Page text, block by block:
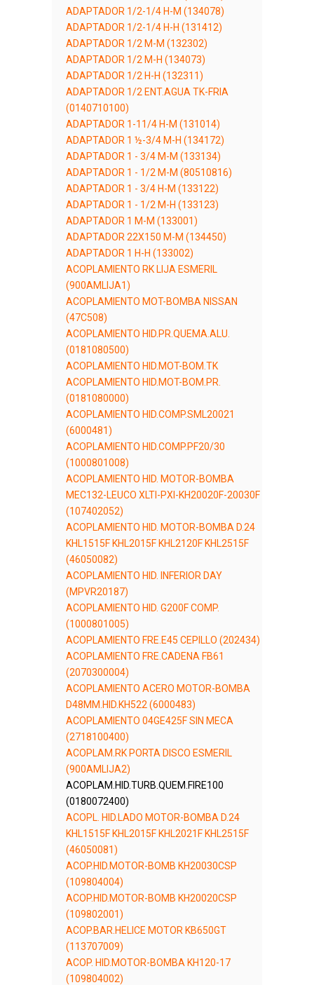
ADAPTADOR 1/2-1/4 H-M (134078)
ADAPTADOR 1/2-1/4 H-H (131412)
ADAPTADOR 1/2 M-M (132302)
ADAPTADOR 1/2 M-H (134073)
ADAPTADOR 1/2 H-H (132311)
ADAPTADOR 1/2 ENT.AGUA TK-FRIA
(0140710100)
ADAPTADOR 1-11/4 H-M (131014)
ADAPTADOR 1 ½-3/4 M-H (134172)
ADAPTADOR 1 - 3/4 M-M (133134)
ADAPTADOR 1 - 1/2 M-M (80510816)
ADAPTADOR 1 - 3/4 H-M (133122)
ADAPTADOR 1 - 1/2 M-H (133123)
ADAPTADOR 1 M-M (133001)
ADAPTADOR 22X150 M-M (134450)
ADAPTADOR 1 H-H (133002)
ACOPLAMIENTO RK LIJA ESMERIL
(900AMLIJA1)
ACOPLAMIENTO MOT-BOMBA NISSAN
(47C508)
ACOPLAMIENTO HID.PR.QUEMA.ALU.
(0181080500)
ACOPLAMIENTO HID.MOT-BOM.TK
ACOPLAMIENTO HID.MOT-BOM.PR.
(0181080000)
ACOPLAMIENTO HID.COMP.SML20021
(6000481)
ACOPLAMIENTO HID.COMP.PF20/30
(1000801008)
ACOPLAMIENTO HID. MOTOR-BOMBA
MEC132-LEUCO XLTI-PXI-KH20020F-20030F
(107402052)
ACOPLAMIENTO HID. MOTOR-BOMBA D.24
KHL1515F KHL2015F KHL2120F KHL2515F
(46050082)
ACOPLAMIENTO HID. INFERIOR DAY
(MPVR20187)
ACOPLAMIENTO HID. G200F COMP.
(1000801005)
ACOPLAMIENTO FRE.E45 CEPILLO (202434)
ACOPLAMIENTO FRE.CADENA FB61
(2070300004)
ACOPLAMIENTO ACERO MOTOR-BOMBA
D48MM.HID.KH522 (6000483)
ACOPLAMIENTO 04GE425F SIN MECA
(2718100400)
ACOPLAM.RK PORTA DISCO ESMERIL
(900AMLIJA2)
ACOPLAM.HID.TURB.QUEM.FIRE100
(0180072400)
ACOPL. HID.LADO MOTOR-BOMBA D.24
KHL1515F KHL2015F KHL2021F KHL2515F
(46050081)
ACOP.HID.MOTOR-BOMB KH20030CSP
(109804004)
ACOP.HID.MOTOR-BOMB KH20020CSP
(109802001)
ACOP.BAR.HELICE MOTOR KB650GT
(113707009)
ACOP. HID.MOTOR-BOMBA KH120-17
(109804002)